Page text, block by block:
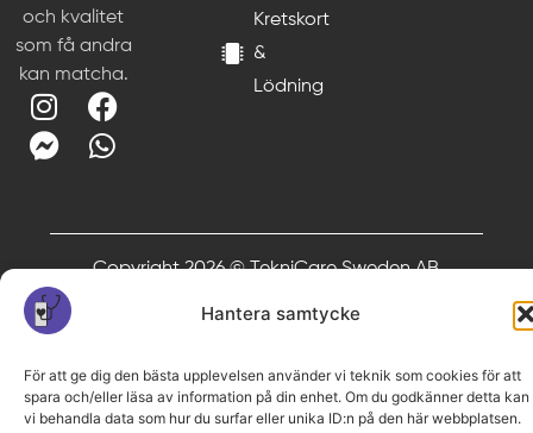
Hantera samtycke
För att ge dig den bästa upplevelsen använder vi teknik som cookies för att
spara och/eller läsa av information på din enhet. Om du godkänner detta kan
vi behandla data som hur du surfar eller unika ID:n på den här webbplatsen.
och kvalitet
som få andra
kan matcha.
Kretskort
&
Lödning
Copyright 2026 © TekniCare Sweden AB